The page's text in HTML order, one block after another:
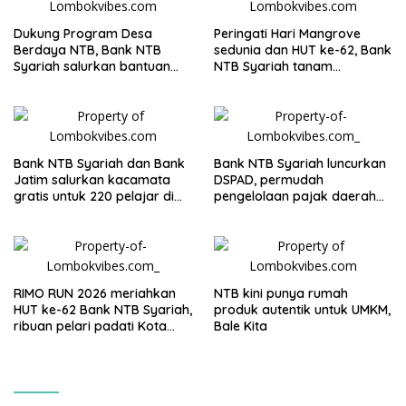
Dukung Program Desa
Berdaya NTB, Bank NTB
Syariah salurkan bantuan
Peringati Hari Mangrove
sedunia dan HUT ke-62, Bank
NTB Syariah tanam
Bank NTB Syariah dan Bank
Jatim salurkan kacamata
gratis untuk 220 pelajar di
Bank NTB Syariah luncurkan
DSPAD, permudah
pengelolaan pajak daerah
RIMO RUN 2026 meriahkan
HUT ke-62 Bank NTB Syariah,
ribuan pelari padati Kota
NTB kini punya rumah
produk autentik untuk UMKM,
Bale Kita